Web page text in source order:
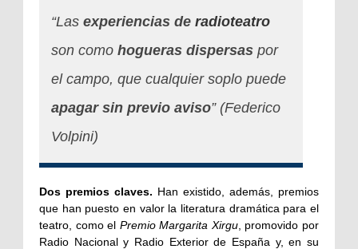
“Las experiencias de radioteatro
son como hogueras dispersas por
el campo, que cualquier soplo puede
apagar sin previo aviso” (Federico
Volpini)
Dos premios claves. Han existido, además, premios
que han puesto en valor la literatura dramática para el
teatro, como el Premio Margarita Xirgu, promovido por
Radio Nacional y Radio Exterior de España y, en su